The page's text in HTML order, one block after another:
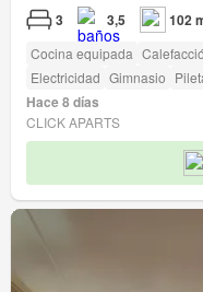
3 3,5 102
Cocina equipada
Electricidad Gimnasio
Hace 8 días
CLICK APARTS